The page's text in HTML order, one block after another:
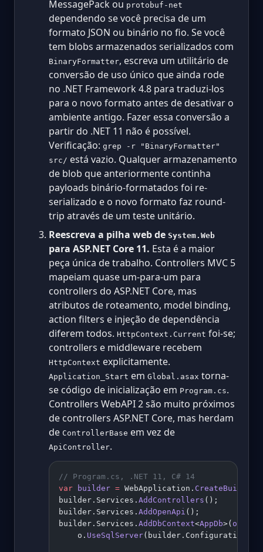
MessagePack ou protobuf-net
dependendo se você precisa de um
formato JSON ou binário no fio. Se você
tem blobs armazenados serializados com
BinaryFormatter, escreva um utilitário de
conversão de uso único que ainda rode
no .NET Framework 4.8 para traduzi-los
para o novo formato antes de desativar o
ambiente antigo. Fazer essa conversão a
partir do .NET 11 não é possível.
Verificação: grep -r "BinaryFormatter"
src/ está vazio. Qualquer armazenamento
de blob que anteriormente continha
payloads binário-formatados foi re-
serializado e o novo formato faz round-
trip através de um teste unitário.
Reescreva a pilha web de System.Web
para ASP.NET Core 11. Esta é a maior
peça única de trabalho. Controllers MVC 5
mapeiam quase um-para-um para
controllers do ASP.NET Core, mas
atributos de roteamento, model binding,
action filters e injeção de dependência
diferem todos. HttpContext.Current foi-se;
controllers e middleware recebem
HttpContext explicitamente.
Application_Start em Global.asax torna-
se código de inicialização em Program.cs.
Controllers WebAPI 2 são muito próximos
de controllers ASP.NET Core, mas herdam
de ControllerBase em vez de
ApiController.
// Program.cs, .NET 11, C# 14
var builder = WebApplication. CreateBuilder
builder.Services. AddControllers ();
builder.Services. AddOpenApi ();
builder.Services. AddDbContext<AppDb>( o
    o.
UseSqlServer(builder.Configuration.